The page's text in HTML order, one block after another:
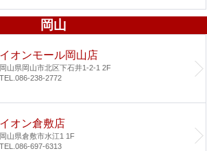
岡山
イオンモール岡山店
岡山県岡山市北区下石井1-2-1 2F
TEL.086-238-2772
イオン倉敷店
岡山県倉敷市水江1 1F
TEL.086-697-6313